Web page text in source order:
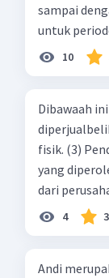
sampai
untuk
jurnal10
Dibawaah
fisik. (3)
yang
dari
d. 1 dan 2 e. 2
4
Andi